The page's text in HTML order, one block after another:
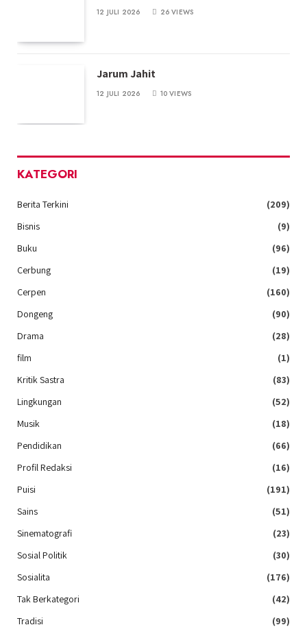
12 JULI 2026 26VIEWS
Jarum Jahit
12 JULI 2026 10VIEWS
KATEGORI
Berita Terkini
(209)
Bisnis
(9)
Buku
(96)
Cerbung
(19)
Cerpen
(160)
Dongeng
(90)
Drama
(28)
film
(1)
Kritik Sastra
(83)
Lingkungan
(52)
Musik
(18)
Pendidikan
(66)
Profil Redaksi
(16)
Puisi
(191)
Sains
(51)
Sinematografi
(23)
Sosial Politik
(30)
Sosialita
(176)
Tak Berkategori
(42)
Tradisi
(99)